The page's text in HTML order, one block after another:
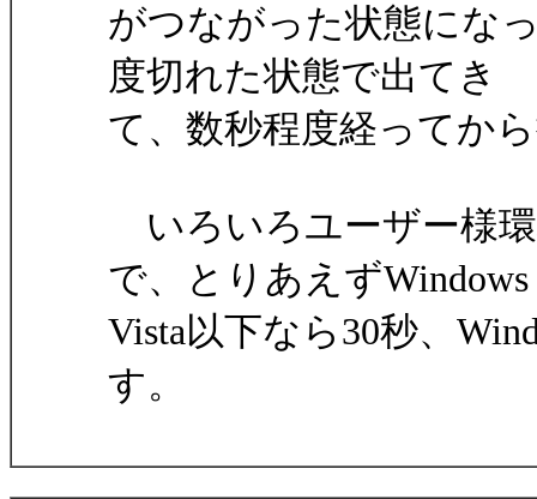
がつながった状態にな
度切れた状態で出てき
て、数秒程度経ってか
いろいろユーザー様
で、とりあえずWindows
Vista以下なら30秒、
す。